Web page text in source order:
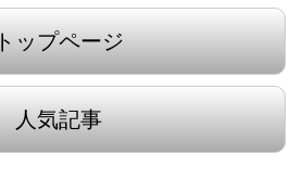
トップページ
人気記事